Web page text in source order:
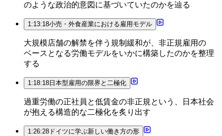
のような政治的意図に基づいていたのかを辿る
1:13:18小売・外食産業における雇用モデル
大規模店舗の解禁を伴う規制緩和が、非正規雇用の
ベースとなる労働モデルをいかに構築したのかを整理
する
1:18:18 日本型雇用の限界と二極化
過重労働の正社員と低賃金の非正規という、日本社会
が抱える構造的な二極化を炙り出す
1:26:28 ドイツに学ぶ新しい働き方の形